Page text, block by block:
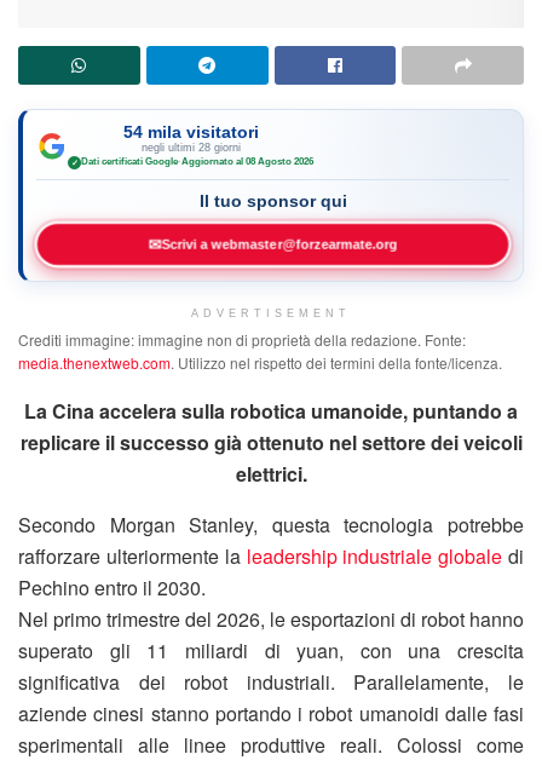
54 mila visitatori
negli ultimi 28 giorni
✓ Dati certificati Google·Aggiornato al 08 Agosto 2026
Il tuo sponsor qui
✉Scrivi a webmaster@forzearmate.org
ADVERTISEMENT
Crediti immagine: immagine non di proprietà della redazione. Fonte:
media.thenextweb.com. Utilizzo nel rispetto dei termini della fonte/licenza.
La Cina accelera sulla robotica umanoide, puntando a
replicare il successo già ottenuto nel settore dei veicoli
elettrici.
Secondo Morgan Stanley, questa tecnologia potrebbe
rafforzare ulteriormente la leadership industriale globale di
Pechino entro il 2030.
Nel primo trimestre del 2026, le esportazioni di robot hanno
superato gli 11 miliardi di yuan, con una crescita
significativa dei robot industriali. Parallelamente, le
aziende cinesi stanno portando i robot umanoidi dalle fasi
sperimentali alle linee produttive reali. Colossi come